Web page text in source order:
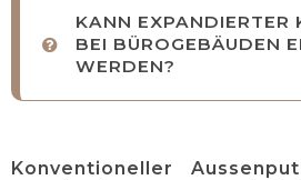
KANN EXPANDIERTER
BEI BÜROGEBÄUDEN
WERDEN?
Konventioneller